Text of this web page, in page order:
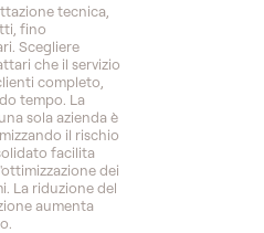
tecnica,
fino
Scegliere
che il servizio
completo,
tempo. La
sola azienda è
il rischio
facilita
dei
La riduzione del
aumenta